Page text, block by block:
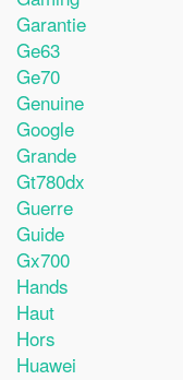
Garantie
Ge63
Ge70
Genuine
Google
Grande
Gt780dx
Guerre
Guide
Gx700
Hands
Haut
Hors
Huawei